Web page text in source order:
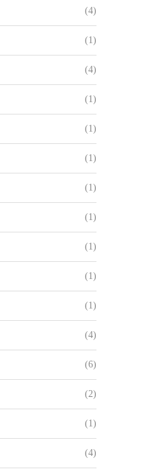
(4)
(1)
(4)
(1)
(1)
(1)
(1)
(1)
(1)
(1)
(1)
(4)
(6)
(2)
(1)
(4)